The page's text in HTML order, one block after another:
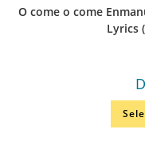
O come o come
Lyrics